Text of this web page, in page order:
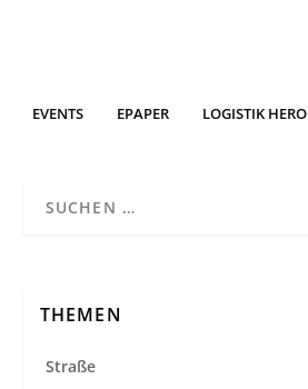
EVENTS EPAPER LOGISTIK HERO
THEMEN
Straße